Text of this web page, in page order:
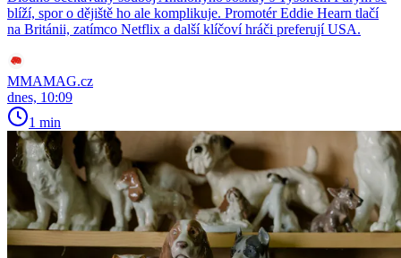
blíží, spor o dějiště ho ale komplikuje. Promotér Eddie Hearn tlačí
na Británii, zatímco Netflix a další klíčoví hráči preferují USA.
MMAMAG.cz
dnes, 10:09
1 min